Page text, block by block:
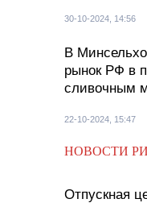
30-10-2024, 14:56
В
рынок РФ в
сливочным
22-10-2024, 15:47
НОВОСТИ
Отпускная